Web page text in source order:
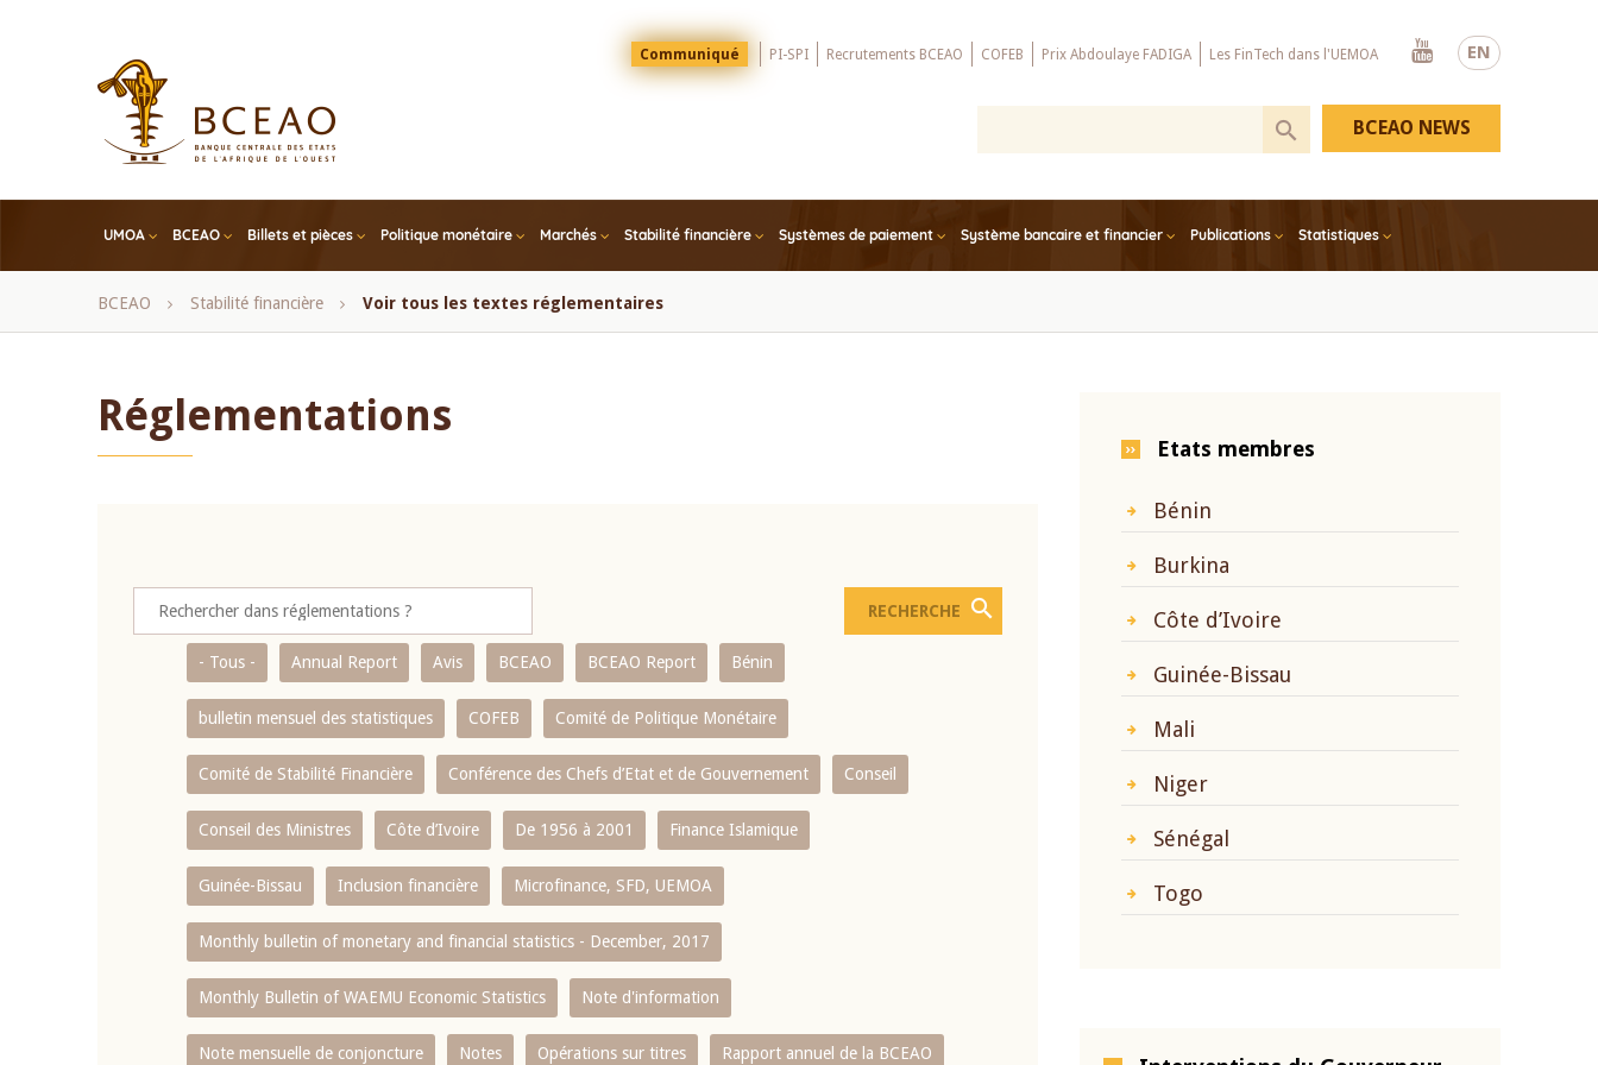
EN
Menu
Top
Communiqué PI-SPI Recrutements BCEAO COFEB Prix Abdoulaye FADIGA Les FinTech dans l'UEMOA
Youtube
UMOA BCEAO Billets et pièces Politique monétaire Marchés Stabilité financière Systèmes de paiement Système bancaire et financier Publications Statistiques
BCEAO NEWS
Fil
BCEAO Stabilité financière Voir tous les textes réglementaires
Réglementations
- Tous - Annual Report Avis BCEAO BCEAO Report Bénin
bulletin mensuel des statistiques COFEB Comité de Politique Monétaire
Comité de Stabilité Financière Conférence des Chefs d’Etat et de Gouvernement Conseil
Conseil des Ministres Côte d’Ivoire De 1956 à 2001 Finance Islamique
Guinée-Bissau Inclusion financière Microfinance, SFD, UEMOA
Monthly bulletin of monetary and financial statistics - December, 2017
Monthly Bulletin of WAEMU Economic Statistics Note d'information
Note mensuelle de conjoncture Notes Opérations sur titres Rapport annuel de la BCEAO
Etats membres
Bénin
Burkina
Côte d’Ivoire
Guinée-Bissau
Mali
Niger
Sénégal
Togo